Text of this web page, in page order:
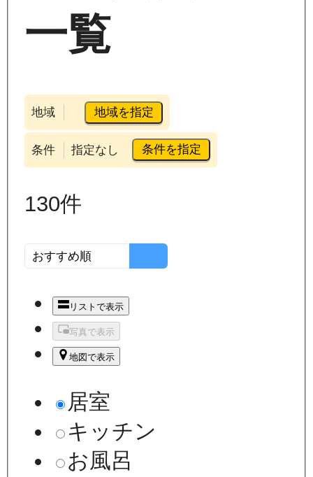
一覧
地域 地域を指定
条件 指定なし 条件を指定
130件
リストで表示
写真で表示
地図で表示
居室
キッチン
お風呂